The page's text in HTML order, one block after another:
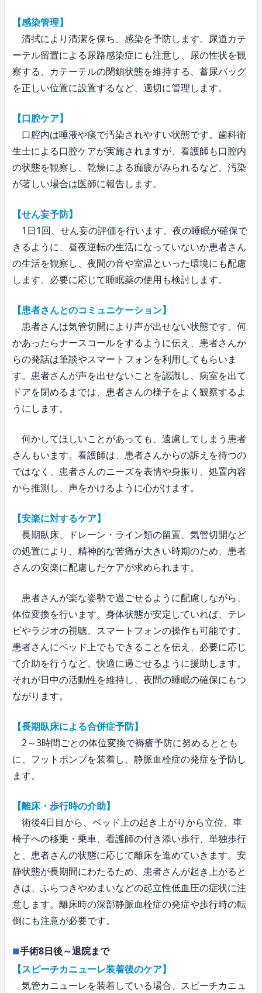
【感染管理】
清拭により清潔を保ち、感染を予防します。尿道カテ
ーテル留置による尿路感染症にも注意し、尿の性状を観
察する、カテーテルの閉鎖状態を維持する、蓄尿バッグ
を正しい位置に設置するなど、適切に管理します。
【口腔ケア】
口腔内は唾液や痰で汚染されやすい状態です。歯科衛
生士による口腔ケアが実施されますが、看護師も口腔内
の状態を観察し、乾燥による痂疲がみられるなど、汚染
が著しい場合は医師に報告します。
【せん妄予防】
1日1回、せん妄の評価を行います。夜の睡眠が確保で
きるように、昼夜逆転の生活になっていないか患者さん
の生活を観察し、夜間の音や室温といった環境にも配慮
します。必要に応じて睡眠薬の使用も検討します。
【患者さんとのコミュニケーション】
患者さんは気管切開により声が出せない状態です。何
かあったらナースコールをするように伝え、患者さんか
らの発話は筆談やスマートフォンを利用してもらいま
す。患者さんが声を出せないことを認識し、病室を出て
ドアを閉めるまでは、患者さんの様子をよく観察するよ
うにします。
何かしてほしいことがあっても、遠慮してしまう患者
さんもいます。看護師は、患者さんからの訴えを待つの
ではなく、患者さんのニーズを表情や身振り、処置内容
から推測し、声をかけるように心がけます。
【安楽に対するケア】
長期臥床、ドレーン・ライン類の留置、気管切開など
の処置により、精神的な苦痛が大きい時期のため、患者
さんの安楽に配慮したケアが求められます。
患者さんが楽な姿勢で過ごせるように配慮しながら、
体位変換を行います。身体状態が安定していれば、テレ
ビやラジオの視聴、スマートフォンの操作も可能です。
患者さんにベッド上でもできることを伝え、必要に応じ
て介助を行うなど、快適に過ごせるように援助します。
それが日中の活動性を維持し、夜間の睡眠の確保にもつ
ながります。
【長期臥床による合併症予防】
2～3時間ごとの体位変換で褥瘡予防に努めるととも
に、フットポンプを装着し、静脈血栓症の発症を予防し
ます。
【離床・歩行時の介助】
術後4日目から、ベッド上の起き上がりから立位、車
椅子への移乗・乗車、看護師の付き添い歩行、単独歩行
と、患者さんの状態に応じて離床を進めていきます。安
静状態が長期間にわたるため、患者さんが起き上がると
きは、ふらつきやめまいなどの起立性低血圧の症状に注
意します。離床時の深部静脈血栓症の発症や歩行時の転
倒にも注意が必要です。
手術8日後～退院まで
【スピーチカニューレ装着後のケア】
気管カニューレを装着している場合、スピーチカニュ